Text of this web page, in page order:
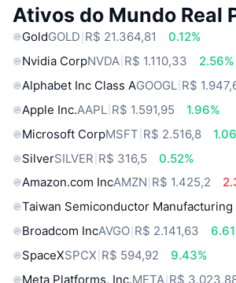
Ativos do Mundo Real
GoldGOLD R$ 21.364,81
0.12%
Nvidia CorpNVDA R$ 1.110,33
2.56%
Alphabet Inc Class AGOOGL R$
Apple Inc.AAPL R$ 1.591,95
1.96%
Microsoft CorpMSFT R$ 2.516,8
SilverSILVER R$ 316,5
0.52%
Amazon.com IncAMZN R$ 1.425,2
Taiwan Semiconductor Manufacturing
Broadcom IncAVGO R$ 2.141,63
SpaceXSPCX R$ 594,92
9.43%
Meta Platforms, Inc.META R$